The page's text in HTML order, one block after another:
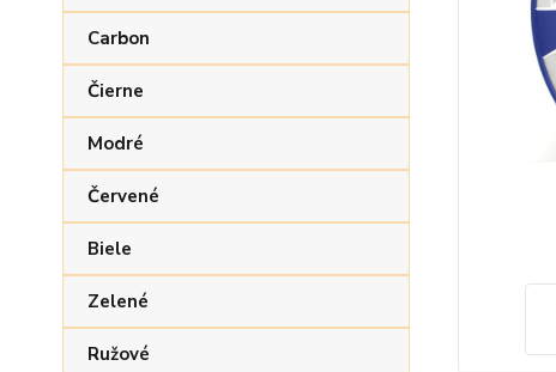
Carbon
Čierne
Modré
Červené
Biele
Zelené
Ružové